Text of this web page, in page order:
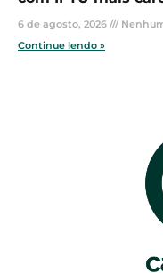
6 de agosto, 2026
Continue lendo »